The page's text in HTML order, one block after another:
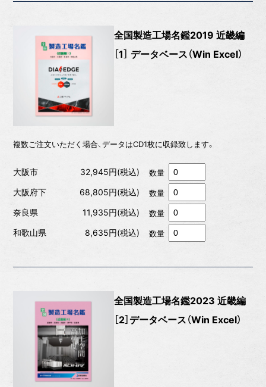
全国製造工場名鑑2019 近畿編
［1］ データベース（Win Excel）
複数ご注文いただく場合、データはCD1枚に収録致します。
大阪市 32,945円(税込) 数量
大阪府下 68,805円(税込) 数量
奈良県 11,935円(税込) 数量
和歌山県 8,635円(税込) 数量
全国製造工場名鑑2023 近畿編
［2］データベース（Win Excel）